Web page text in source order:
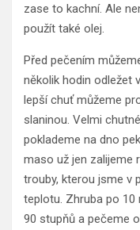
zase to kachní. Ale
použít také olej.
Před pečením
několik hodin odležet
lepší chuť můžeme
slaninou. Velmi
poklademe na dno
maso už jen zalijeme
trouby, kterou jsme v
teplotu. Zhruba po
90 stupňů a pečeme